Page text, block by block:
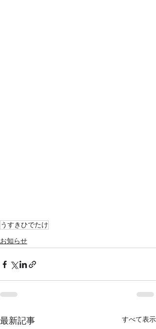
うすきひでたけ
お知らせ
最新記事 すべて表示